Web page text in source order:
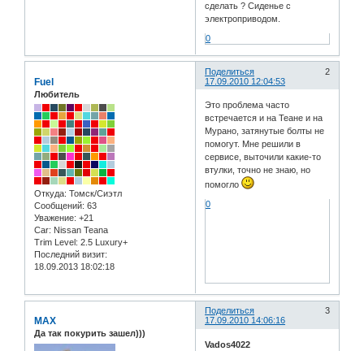
сделать ? Сиденье с
электроприводом.
0
Поделиться
2
17.09.2010 12:04:53
Fuel
Любитель
Откуда: Томск/Сиэтл
Сообщений: 63
Уважение: +21
Car: Nissan Teana
Trim Level: 2.5 Luxury+
Последний визит:
18.09.2013 18:02:18
Это проблема часто
встречается и на Теане и на
Мурано, затянутые болты не
помогут. Мне решили в
сервисе, выточили какие-то
втулки, точно не знаю, но
помогло
0
Поделиться
3
17.09.2010 14:06:16
MAX
Да так покурить зашел)))
Vados4022